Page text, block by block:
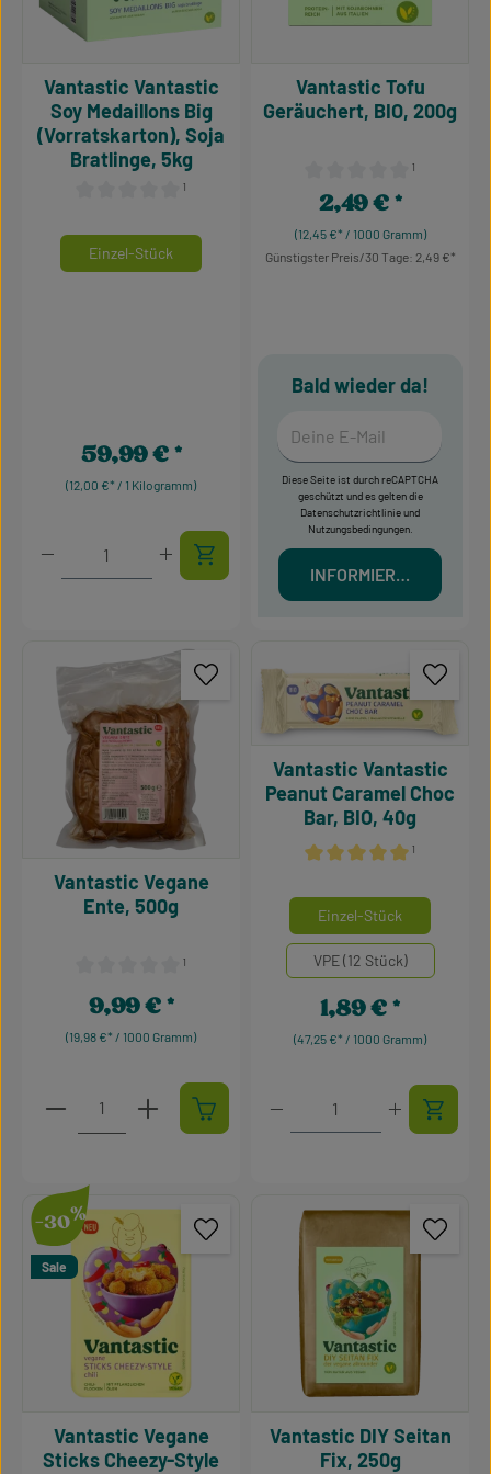
Durchschnittliche Bewertung von 0 von 5 Sternen
¹
Vantastic Vantastic
Soy Medaillons Big
(Vorratskarton), Soja
Bratlinge, 5kg
Mengeneinheiten auswählen
Einzel-Stück
(12,00 €* / 1 Kilogramm)
Regulärer Preis:
59,99 €
Produkt Anzahl: Gib den gewünschten Wert ein
Durchschnittliche
¹
Vantastic Tofu
Geräuchert, BIO, 200g
(12,45 €* / 1000 Gramm)
Regulärer Preis:
2,49 €
Günstigster Preis/30 Tage: 2,49 €
Bald wieder da!
Diese Seite ist durch reCAPTCHA
geschützt und es gelten die
Datenschutzrichtlinieund
Nutzungsbedingungen.
INFORMIERT MICH
¹
Vantastic Vegane
Ente, 500g
(19,98 €* / 1000 Gramm)
Regulärer Preis:
9,99 €
Produkt Anzahl: Gib den gewünschten Wert ein
¹
Vantastic Vantastic
Peanut Caramel Choc
Bar, BIO, 40g
Mengeneinheiten auswählen
Einzel-Stück
VPE (12 Stück)
(47,25 €* / 1000 Gramm)
Regulärer Preis:
1,89 €
Produkt Anzahl: Gib
-30%
Sale
Vantastic Vegane
Sticks Cheezy-Style
Vantastic DIY Seitan
Fix, 250g